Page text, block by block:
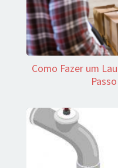
Como Fazer um